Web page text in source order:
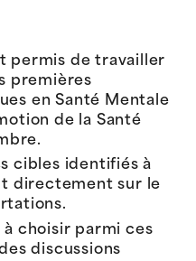
permis de travailler
premières
en Santé Mentale
de la Santé
cibles identifiés à
directement sur le
à choisir parmi ces
discussions